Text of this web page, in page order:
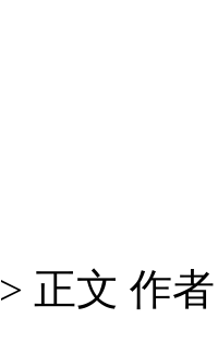
> 正文 作